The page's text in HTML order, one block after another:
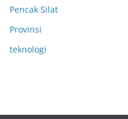
Pencak Silat
Provinsi
teknologi